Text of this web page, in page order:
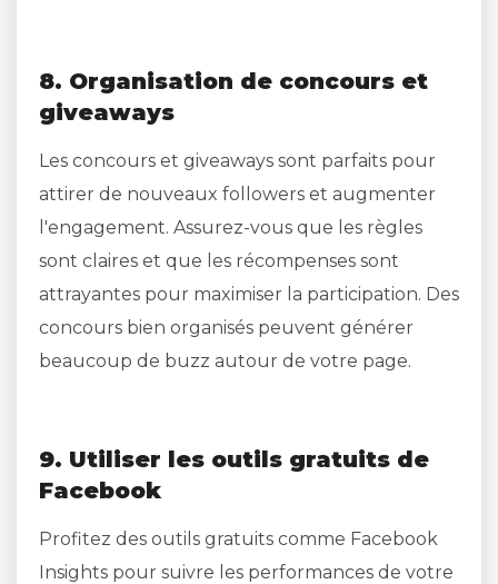
8. Organisation de concours et
giveaways
Les concours et giveaways sont parfaits pour
attirer de nouveaux followers et augmenter
l'engagement. Assurez-vous que les règles
sont claires et que les récompenses sont
attrayantes pour maximiser la participation. Des
concours bien organisés peuvent générer
beaucoup de buzz autour de votre page.
9. Utiliser les outils gratuits de
Facebook
Profitez des outils gratuits comme Facebook
Insights pour suivre les performances de votre